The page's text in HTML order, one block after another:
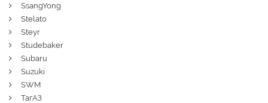
SsangYong
Stelato
Steyr
Studebaker
Subaru
Suzuki
SWM
ТагАЗ